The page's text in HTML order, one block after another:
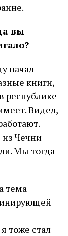
вы
начал
книги,
республике
Видел,
Чечни
Мы тогда
тема
тоже стал